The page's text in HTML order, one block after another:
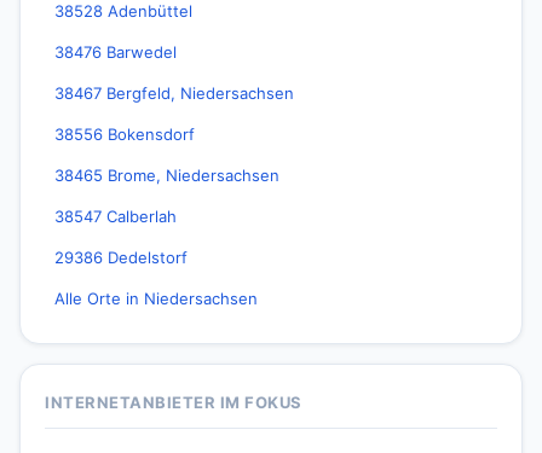
38528 Adenbüttel
38476 Barwedel
38467 Bergfeld, Niedersachsen
38556 Bokensdorf
38465 Brome, Niedersachsen
38547 Calberlah
29386 Dedelstorf
Alle Orte in Niedersachsen
INTERNETANBIETER IM FOKUS